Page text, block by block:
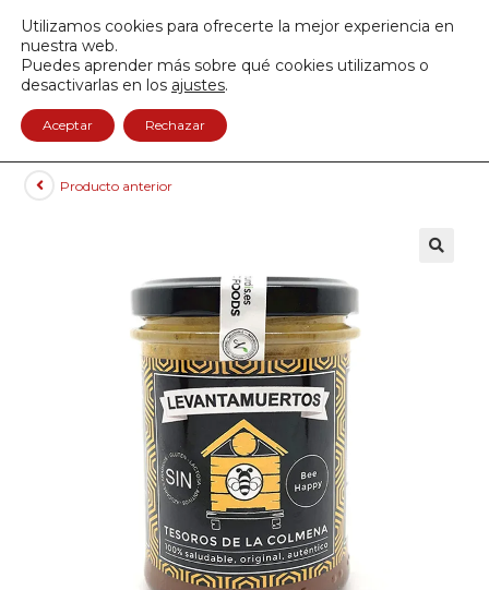
Envío GRATIS a partir de 50€
Producto anterior
Utilizamos cookies para ofrecerte la mejor experiencia en
nuestra web.
Puedes aprender más sobre qué cookies utilizamos o
desactivarlas en los ajustes.
Aceptar Rechazar